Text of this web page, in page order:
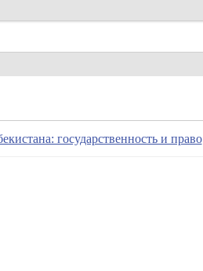
государственность и право